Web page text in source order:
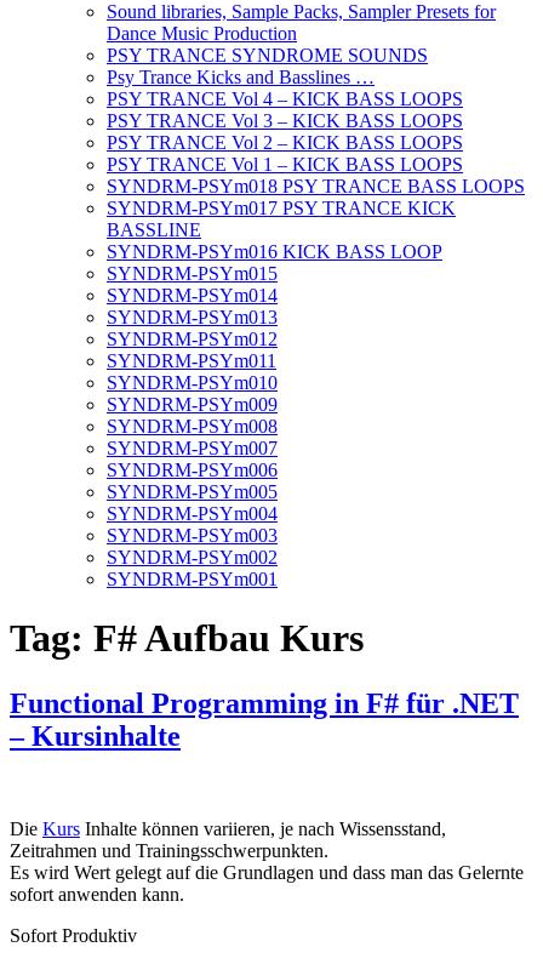
Sound libraries, Sample Packs, Sampler Presets for
Dance Music Production
PSY TRANCE SYNDROME SOUNDS
Psy Trance Kicks and Basslines …
PSY TRANCE Vol 4 – KICK BASS LOOPS
PSY TRANCE Vol 3 – KICK BASS LOOPS
PSY TRANCE Vol 2 – KICK BASS LOOPS
PSY TRANCE Vol 1 – KICK BASS LOOPS
SYNDRM-PSYm018 PSY TRANCE BASS LOOPS
SYNDRM-PSYm017 PSY TRANCE KICK
BASSLINE
SYNDRM-PSYm016 KICK BASS LOOP
SYNDRM-PSYm015
SYNDRM-PSYm014
SYNDRM-PSYm013
SYNDRM-PSYm012
SYNDRM-PSYm011
SYNDRM-PSYm010
SYNDRM-PSYm009
SYNDRM-PSYm008
SYNDRM-PSYm007
SYNDRM-PSYm006
SYNDRM-PSYm005
SYNDRM-PSYm004
SYNDRM-PSYm003
SYNDRM-PSYm002
SYNDRM-PSYm001
Tag: F# Aufbau Kurs
Functional Programming in F# für .NET
– Kursinhalte
Die Kurs Inhalte können variieren, je nach Wissensstand,
Zeitrahmen und Trainingsschwerpunkten.
Es wird Wert gelegt auf die Grundlagen und dass man das Gelernte
sofort anwenden kann.
Sofort Produktiv